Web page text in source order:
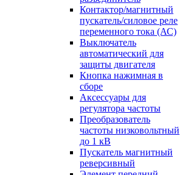
Контактор/магнитный
пускатель/силовое реле
переменного тока (АС)
Выключатель
автоматический для
защиты двигателя
Кнопка нажимная в
сборе
Аксессуары для
регулятора частоты
Преобразователь
частоты низковольтный
до 1 кВ
Пускатель магнитный
реверсивный